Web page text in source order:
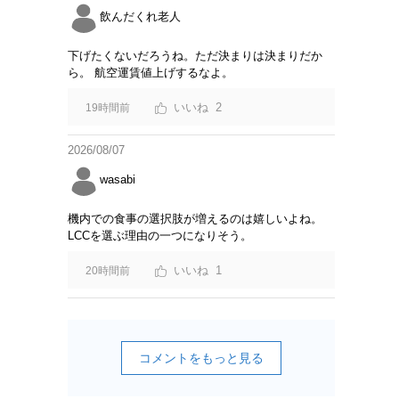
飲んだくれ老人
下げたくないだろうね。ただ決まりは決まりだか
ら。 航空運賃値上げするなよ。
19時間前 2
2026/08/07
wasabi
機内での食事の選択肢が増えるのは嬉しいよね。
LCCを選ぶ理由の一つになりそう。
20時間前 1
コメントをもっと見る